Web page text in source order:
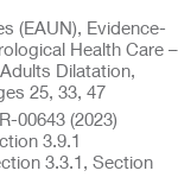
(EAUN), Evidence-
Health Care –
Dilatation,
25, 33, 47
00643 (2023)
3.9.1
3.3.1, Section